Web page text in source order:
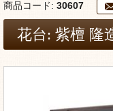
商品コード: 30607
花台: 紫檀 隆